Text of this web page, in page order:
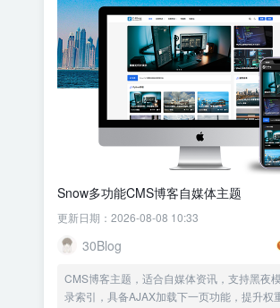
Snow多功能CMS博客自媒体主题
更新日期：2026-08-08 10:33
30Blog
CMS博客主题，适合自媒体资讯，支持黑夜
录索引，具备AJAX加载下一页功能，提升权